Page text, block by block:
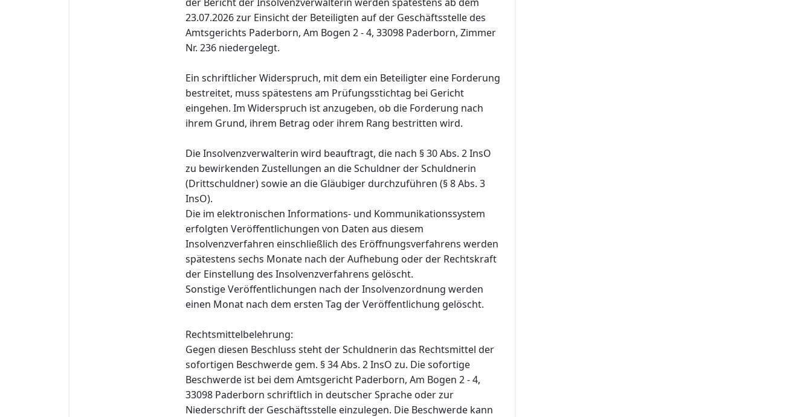
23.07.2026 zur Einsicht der Beteiligten auf der Geschäftsstelle des
Amtsgerichts Paderborn, Am Bogen 2 - 4, 33098 Paderborn, Zimmer
Nr. 236 niedergelegt.
Ein schriftlicher Widerspruch, mit dem ein Beteiligter eine Forderung
bestreitet, muss spätestens am Prüfungsstichtag bei Gericht
eingehen. Im Widerspruch ist anzugeben, ob die Forderung nach
ihrem Grund, ihrem Betrag oder ihrem Rang bestritten wird.
Die Insolvenzverwalterin wird beauftragt, die nach § 30 Abs. 2 InsO
zu bewirkenden Zustellungen an die Schuldner der Schuldnerin
(Drittschuldner) sowie an die Gläubiger durchzuführen (§ 8 Abs. 3
InsO).
Die im elektronischen Informations- und Kommunikationssystem
erfolgten Veröffentlichungen von Daten aus diesem
Insolvenzverfahren einschließlich des Eröffnungsverfahrens werden
spätestens sechs Monate nach der Aufhebung oder der Rechtskraft
der Einstellung des Insolvenzverfahrens gelöscht.
Sonstige Veröffentlichungen nach der Insolvenzordnung werden
einen Monat nach dem ersten Tag der Veröffentlichung gelöscht.
Rechtsmittelbelehrung:
Gegen diesen Beschluss steht der Schuldnerin das Rechtsmittel der
sofortigen Beschwerde gem. § 34 Abs. 2 InsO zu. Die sofortige
Beschwerde ist bei dem Amtsgericht Paderborn, Am Bogen 2 - 4,
33098 Paderborn schriftlich in deutscher Sprache oder zur
Niederschrift der Geschäftsstelle einzulegen. Die Beschwerde kann